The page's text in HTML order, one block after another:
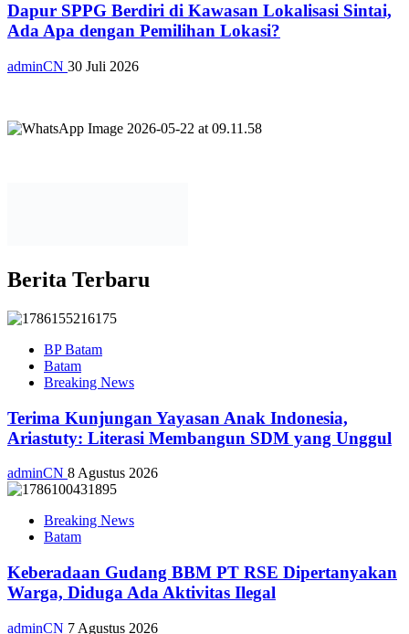
Dapur SPPG Berdiri di Kawasan Lokalisasi Sintai,
Ada Apa dengan Pemilihan Lokasi?
adminCN 30 Juli 2026
Berita Terbaru
BP Batam
Batam
Breaking News
Terima Kunjungan Yayasan Anak Indonesia,
Ariastuty: Literasi Membangun SDM yang Unggul
adminCN 8 Agustus 2026
Breaking News
Batam
Keberadaan Gudang BBM PT RSE Dipertanyakan
Warga, Diduga Ada Aktivitas Ilegal
adminCN 7 Agustus 2026